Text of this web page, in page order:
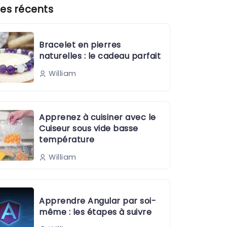
récents
Bracelet en pierres
naturelles : le cadeau parfait
William
Apprenez à cuisiner avec le
Cuiseur sous vide basse
température
William
Apprendre Angular par soi-
même : les étapes à suivre